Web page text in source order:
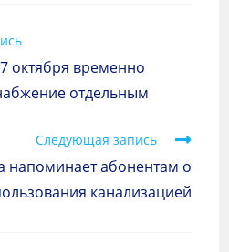
октября временно
отдельным
Следующая запись
напоминает абонентам о
канализацией